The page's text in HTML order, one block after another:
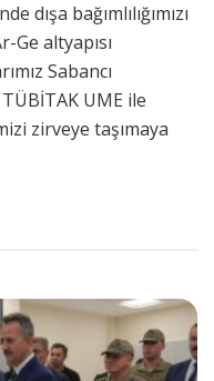
bağımlılığımızı
altyapısı
Sabancı
UME ile
zirveye taşımaya